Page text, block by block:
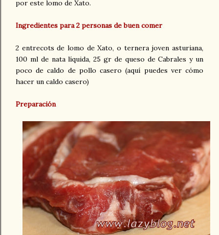
por este lomo de Xato.
Ingredientes para 2 personas de buen comer
2 entrecots de lomo de Xato, o ternera joven asturiana,
100 ml de nata líquida, 25 gr de queso de Cabrales y un
poco de caldo de pollo casero (aquí puedes ver cómo
hacer un caldo casero)
Preparación